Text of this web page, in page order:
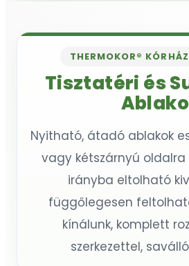
THERMOKOR®
Tisztatéri és
Nyitható, átadó ablakok
vagy kétszárnyú oldalra
irányba eltolható
függőlegesen
kínálunk, komplett
szerkezettel,